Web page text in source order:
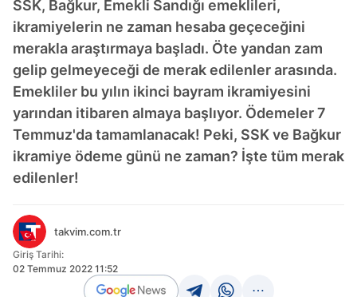
SSK, Bağkur, Emekli Sandığı emeklileri,
ikramiyelerin ne zaman hesaba geçeceğini
merakla araştırmaya başladı. Öte yandan zam
gelip gelmeyeceği de merak edilenler arasında.
Emekliler bu yılın ikinci bayram ikramiyesini
yarından itibaren almaya başlıyor. Ödemeler 7
Temmuz'da tamamlanacak! Peki, SSK ve Bağkur
ikramiye ödeme günü ne zaman? İşte tüm merak
edilenler!
takvim.com.tr
Giriş Tarihi:
02 Temmuz 2022 11:52